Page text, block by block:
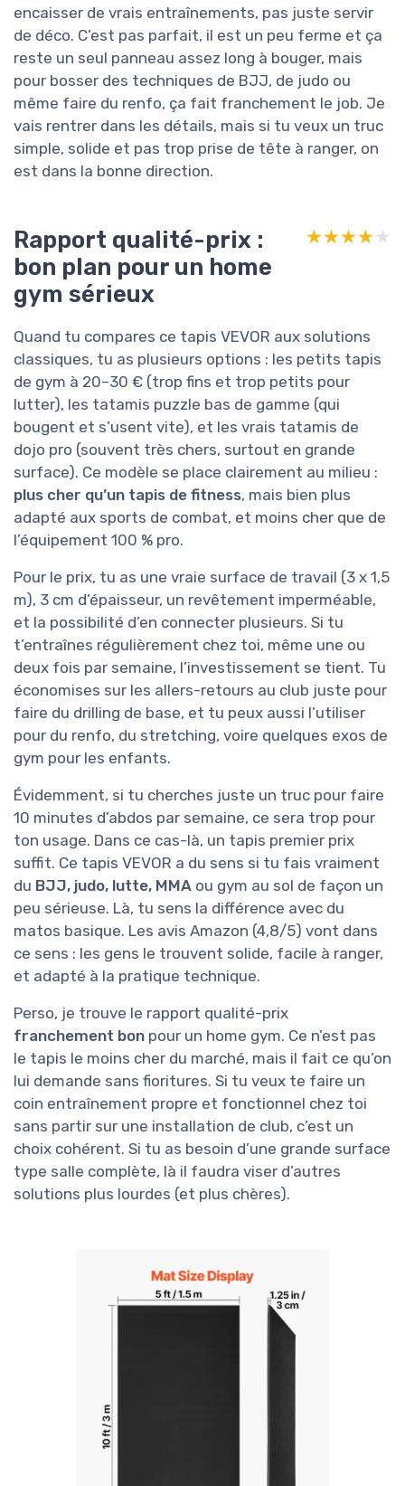
encaisser de vrais entraînements, pas juste servir
de déco. C’est pas parfait, il est un peu ferme et ça
reste un seul panneau assez long à bouger, mais
pour bosser des techniques de BJJ, de judo ou
même faire du renfo, ça fait franchement le job. Je
vais rentrer dans les détails, mais si tu veux un truc
simple, solide et pas trop prise de tête à ranger, on
est dans la bonne direction.
Rapport qualité-prix :
bon plan pour un home
gym sérieux
★★★★★
★★★★★
Quand tu compares ce tapis VEVOR aux solutions
classiques, tu as plusieurs options : les petits tapis
de gym à 20–30 € (trop fins et trop petits pour
lutter), les tatamis puzzle bas de gamme (qui
bougent et s’usent vite), et les vrais tatamis de
dojo pro (souvent très chers, surtout en grande
surface). Ce modèle se place clairement au milieu :
plus cher qu’un tapis de fitness, mais bien plus
adapté aux sports de combat, et moins cher que de
l’équipement 100 % pro.
Pour le prix, tu as une vraie surface de travail (3 x 1,5
m), 3 cm d’épaisseur, un revêtement imperméable,
et la possibilité d’en connecter plusieurs. Si tu
t’entraînes régulièrement chez toi, même une ou
deux fois par semaine, l’investissement se tient. Tu
économises sur les allers-retours au club juste pour
faire du drilling de base, et tu peux aussi l’utiliser
pour du renfo, du stretching, voire quelques exos de
gym pour les enfants.
Évidemment, si tu cherches juste un truc pour faire
10 minutes d’abdos par semaine, ce sera trop pour
ton usage. Dans ce cas-là, un tapis premier prix
suffit. Ce tapis VEVOR a du sens si tu fais vraiment
du BJJ, judo, lutte, MMA ou gym au sol de façon un
peu sérieuse. Là, tu sens la différence avec du
matos basique. Les avis Amazon (4,8/5) vont dans
ce sens : les gens le trouvent solide, facile à ranger,
et adapté à la pratique technique.
Perso, je trouve le rapport qualité-prix
franchement bon pour un home gym. Ce n’est pas
le tapis le moins cher du marché, mais il fait ce qu’on
lui demande sans fioritures. Si tu veux te faire un
coin entraînement propre et fonctionnel chez toi
sans partir sur une installation de club, c’est un
choix cohérent. Si tu as besoin d’une grande surface
type salle complète, là il faudra viser d’autres
solutions plus lourdes (et plus chères).